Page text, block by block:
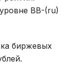
BB-(ru)
биржевых